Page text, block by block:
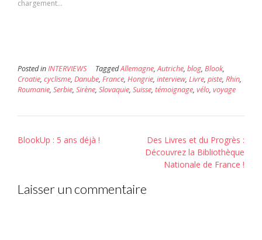
ami(ouvre
chargement…
Posted inINTERVIEWS TaggedAllemagne,Autriche, blog, Blook,
Croatie, cyclisme, Danube, France, Hongrie, interview, Livre, piste, Rhin,
Roumanie, Serbie, Sirène, Slovaquie, Suisse, témoignage, vélo, voyage
Post
BlookUp : 5 ans déjà !
Des Livres et du Progrès :
Découvrez la Bibliothèque
Nationale de France !
Laisser un commentaire